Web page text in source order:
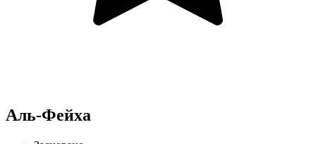
Аль-Фейха